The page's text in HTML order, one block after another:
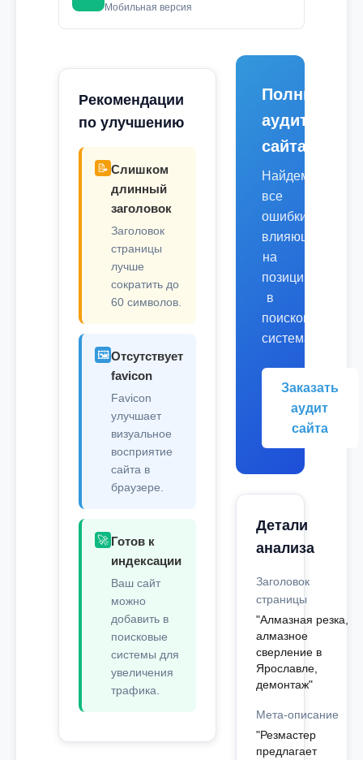
Мобильная версия
Рекомендации
по улучшению
📝 Слишком
длинный
заголовок
Заголовок
страницы
лучше
сократить до
60 символов.
🖼️Отсутствует
favicon
Favicon
улучшает
визуальное
восприятие
сайта в
браузере.
🚀 Готов к
индексации
Ваш сайт
можно
добавить в
поисковые
системы для
увеличения
трафика.
Полный
аудит
сайта
Найдем
все
ошибки,
влияющие
на
позиции
в
поисковых
системах.
Заказать
аудит
сайта
Детали
анализа
Заголовок
страницы
"Алмазная резка,
алмазное
сверление в
Ярославле,
демонтаж"
Мета-описание
"Резмастер
предлагает